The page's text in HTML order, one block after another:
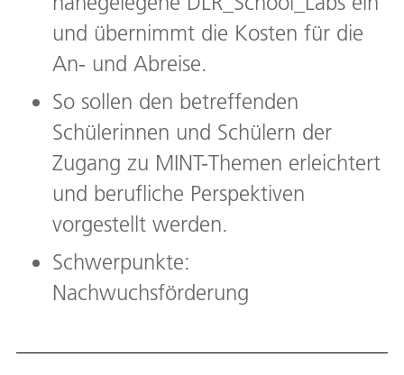
und übernimmt die Kosten für die
An- und Abreise.
So sollen den betreffenden
Schülerinnen und Schülern der
Zugang zu MINT-Themen erleichtert
und berufliche Perspektiven
vorgestellt werden.
Schwerpunkte:
Nachwuchsförderung